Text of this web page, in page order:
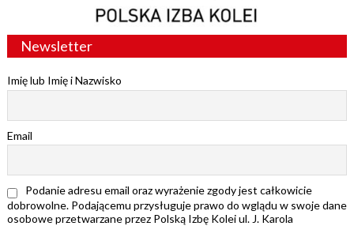
Newsletter
Imię lub Imię i Nazwisko
Email
Podanie adresu email oraz wyrażenie zgody jest całkowicie
dobrowolne. Podającemu przysługuje prawo do wglądu w swoje dane
osobowe przetwarzane przez Polską Izbę Kolei ul. J. Karola